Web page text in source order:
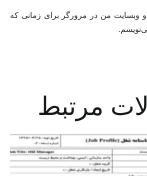
و وبسایت من در مرورگر برای زمانی که
مرتبط